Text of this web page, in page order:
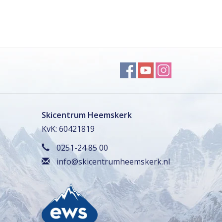
Skicentrum Heemskerk
KvK: 60421819
0251-24 85 00
info@skicentrumheemskerk.nl